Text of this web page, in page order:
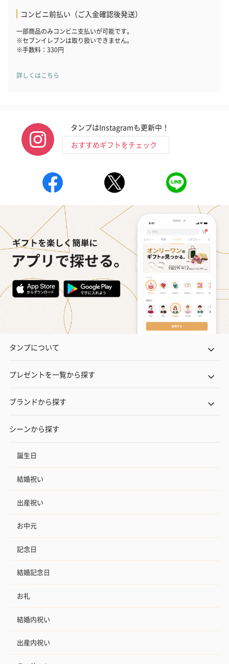
コンビニ前払い（ご入金確認後発送）
一部商品のみコンビニ支払いが可能です。
※セブンイレブンは取り扱いできません。
※手数料：330円
詳しくはこちら
タンプはInstagramも更新中！
おすすめギフトをチェック
タンプについて
プレゼントを一覧から探す
ブランドから探す
シーンから探す
誕生日
結婚祝い
出産祝い
お中元
記念日
結婚記念日
お礼
結婚内祝い
出産内祝い